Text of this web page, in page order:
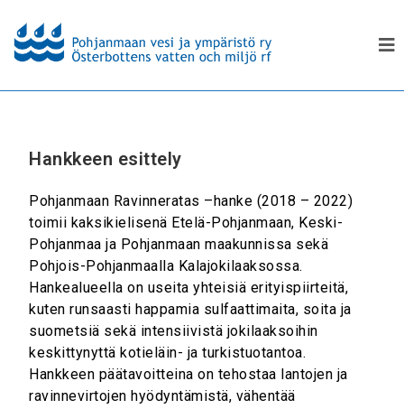
Hankkeen esittely
Pohjanmaan Ravinneratas –hanke (2018 – 2022)
toimii kaksikielisenä Etelä-Pohjanmaan, Keski-
Pohjanmaa ja Pohjanmaan maakunnissa sekä
Pohjois-Pohjanmaalla Kalajokilaaksossa.
Hankealueella on useita yhteisiä erityispiirteitä,
kuten runsaasti happamia sulfaattimaita, soita ja
suometsiä sekä intensiivistä jokilaaksoihin
keskittynyttä kotieläin- ja turkistuotantoa.
Hankkeen päätavoitteina on tehostaa lantojen ja
ravinnevirtojen hyödyntämistä, vähentää